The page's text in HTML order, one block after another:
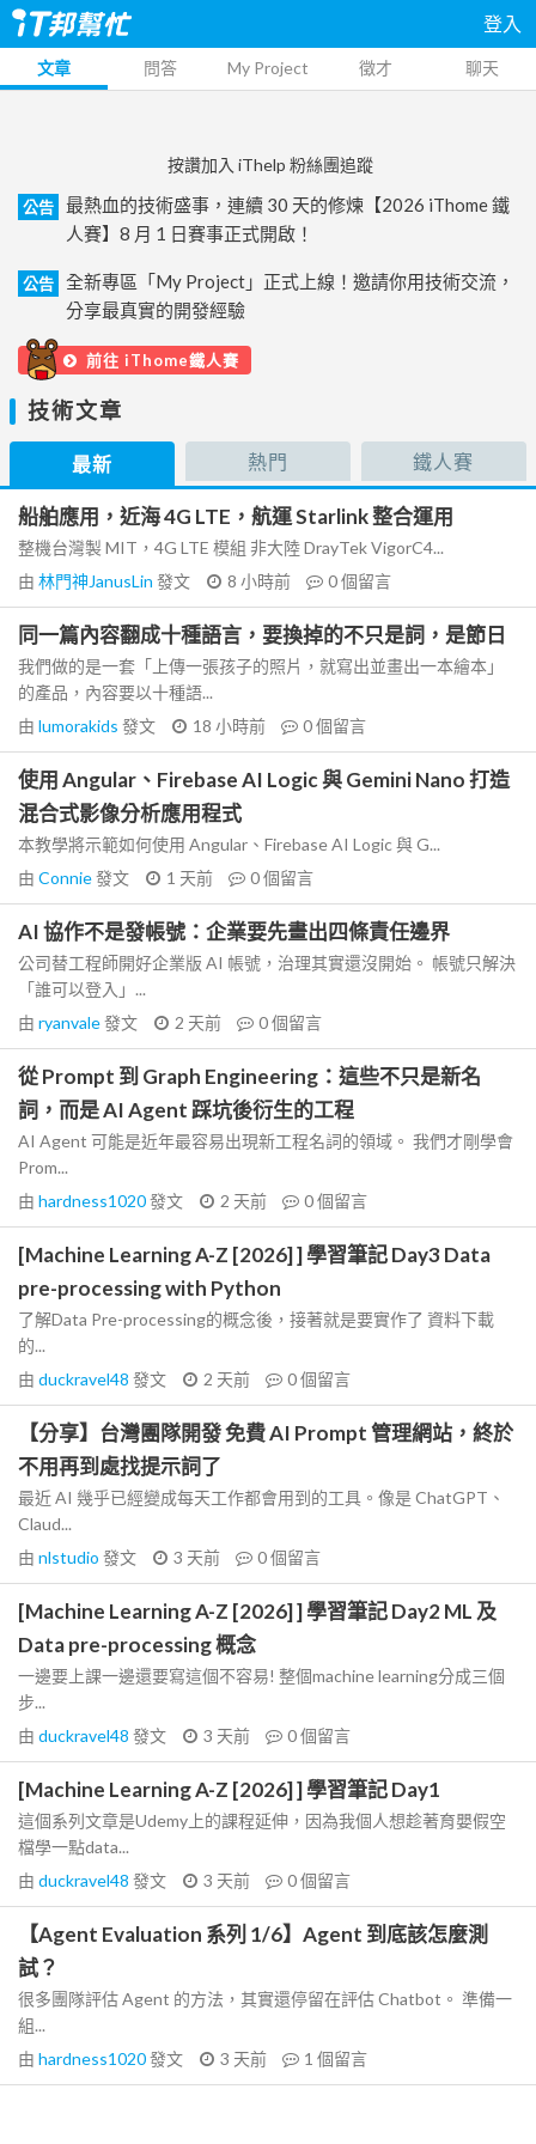
登入
文章 問答 My Project 徵才 聊天
按讚加入 iThelp 粉絲團追蹤
公告
最熱血的技術盛事，連續 30 天的修煉【2026 iThome 鐵
人賽】8 月 1 日賽事正式開啟！
公告
全新專區「My Project」正式上線！邀請你用技術交流，
分享最真實的開發經驗
前往 iThome鐵人賽
技術文章
最新 熱門 鐵人賽
船舶應用，近海 4G LTE，航運 Starlink 整合運用
整機台灣製 MIT，4G LTE 模組 非大陸 DrayTek VigorC4...
由 林門神JanusLin 發文 8 小時前 0個留言
同一篇內容翻成十種語言，要換掉的不只是詞，是節日
我們做的是一套「上傳一張孩子的照片，就寫出並畫出一本繪本」
的產品，內容要以十種語...
由 lumorakids 發文 18 小時前 0個留言
使用 Angular、Firebase AI Logic 與 Gemini Nano 打造
混合式影像分析應用程式
本教學將示範如何使用 Angular、Firebase AI Logic 與 G...
由 Connie發文 1 天前 0個留言
AI 協作不是發帳號：企業要先畫出四條責任邊界
公司替工程師開好企業版 AI 帳號，治理其實還沒開始。 帳號只解決
「誰可以登入」...
由 ryanvale發文 2 天前 0個留言
從 Prompt 到 Graph Engineering：這些不只是新名
詞，而是 AI Agent 踩坑後衍生的工程
AI Agent 可能是近年最容易出現新工程名詞的領域。 我們才剛學會
Prom...
由 hardness1020發文 2 天前 0個留言
[Machine Learning A-Z [2026] ] 學習筆記 Day3 Data
pre-processing with Python
了解Data Pre-processing的概念後，接著就是要實作了 資料下載
的...
由 duckravel48 發文 2 天前 0個留言
【分享】台灣團隊開發 免費 AI Prompt 管理網站，終於
不用再到處找提示詞了
最近 AI 幾乎已經變成每天工作都會用到的工具。像是 ChatGPT、
Claud...
由 nlstudio 發文 3 天前 0個留言
[Machine Learning A-Z [2026] ] 學習筆記 Day2 ML 及
Data pre-processing 概念
一邊要上課一邊還要寫這個不容易! 整個machine learning分成三個
步...
由 duckravel48 發文 3 天前 0個留言
[Machine Learning A-Z [2026] ] 學習筆記 Day1
這個系列文章是Udemy上的課程延伸，因為我個人想趁著育嬰假空
檔學一點data...
由 duckravel48 發文 3 天前 0個留言
【Agent Evaluation 系列 1/6】Agent 到底該怎麼測
試？
很多團隊評估 Agent 的方法，其實還停留在評估 Chatbot。 準備一
組...
由 hardness1020發文 3 天前 1 個留言